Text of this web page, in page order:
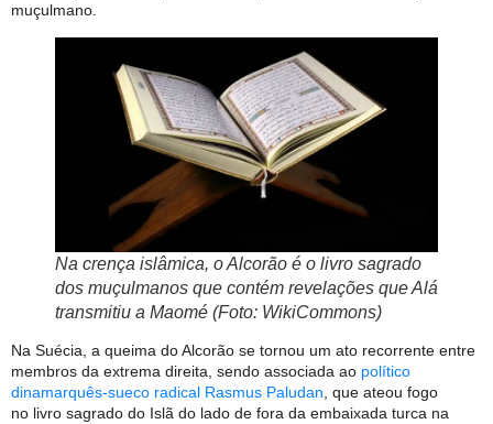
muçulmano.
Na crença islâmica, o Alcorão é o livro sagrado
dos muçulmanos que contém revelações que Alá
transmitiu a Maomé (Foto: WikiCommons)
Na Suécia, a queima do Alcorão se tornou um ato recorrente entre
membros da extrema direita, sendo associada ao político
dinamarquês-sueco radical Rasmus Paludan, que ateou fogo
no livro sagrado do Islã do lado de fora da embaixada turca na